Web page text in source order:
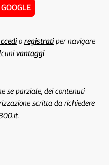
o registratiper navigare
vantaggi
se parziale, dei contenuti
scritta da richiedere